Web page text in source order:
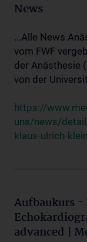
News
...Alle News
vom FWF
der Anästhesie
von der
https://
uns/news/
klaus-ulrich-
Aufbaukurs
advanced |